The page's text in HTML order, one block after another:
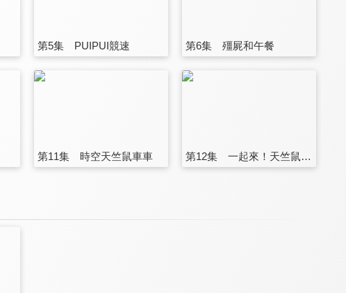
第5集 PUIPUI競速 第6集 殭屍和午餐
第11集 時空天竺鼠車車 第12集 一起來！天竺鼠車車派對！